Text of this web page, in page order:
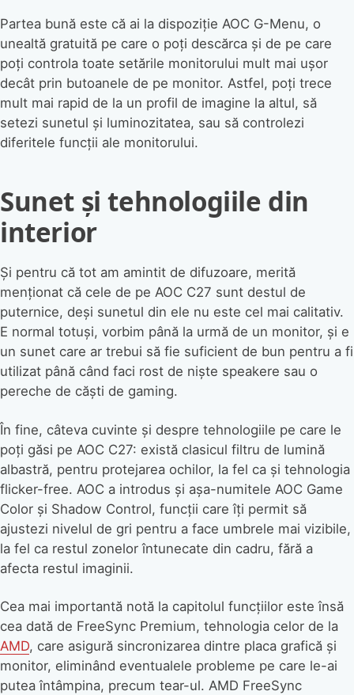
Partea bună este că ai la dispoziție AOC G-Menu, o
unealtă gratuită pe care o poți descărca și de pe care
poți controla toate setările monitorului mult mai ușor
decât prin butoanele de pe monitor. Astfel, poți trece
mult mai rapid de la un profil de imagine la altul, să
setezi sunetul și luminozitatea, sau să controlezi
diferitele funcții ale monitorului.
Sunet și tehnologiile din
interior
Și pentru că tot am amintit de difuzoare, merită
menționat că cele de pe AOC C27 sunt destul de
puternice, deși sunetul din ele nu este cel mai calitativ.
E normal totuși, vorbim până la urmă de un monitor, și e
un sunet care ar trebui să fie suficient de bun pentru a fi
utilizat până când faci rost de niște speakere sau o
pereche de căști de gaming.
În fine, câteva cuvinte și despre tehnologiile pe care le
poți găsi pe AOC C27: există clasicul filtru de lumină
albastră, pentru protejarea ochilor, la fel ca și tehnologia
flicker-free. AOC a introdus și așa-numitele AOC Game
Color și Shadow Control, funcții care îți permit să
ajustezi nivelul de gri pentru a face umbrele mai vizibile,
la fel ca restul zonelor întunecate din cadru, fără a
afecta restul imaginii.
Cea mai importantă notă la capitolul funcțiilor este însă
cea dată de FreeSync Premium, tehnologia celor de la
AMD, care asigură sincronizarea dintre placa grafică și
monitor, eliminând eventualele probleme pe care le-ai
putea întâmpina, precum tear-ul. AMD FreeSync